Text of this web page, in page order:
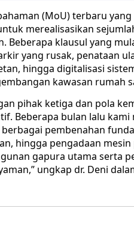
(MoU) terbaru
merealisasikan
Beberapa klausul yang
yang rusak, penataan
hingga digitalisasi
kawasan rumah
pihak ketiga dan pola
Beberapa bulan lalu
pembenahan
hingga pengadaan
gapura utama serta
ungkap dr. Deni